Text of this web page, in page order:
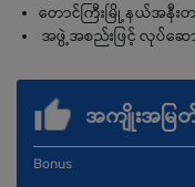
တောင်ကြီးမြို့နယ်အနီး
အဖွဲ့အစည်းဖြင့် လုပ်ဆေ
အကျိုးအမြ
Bonus